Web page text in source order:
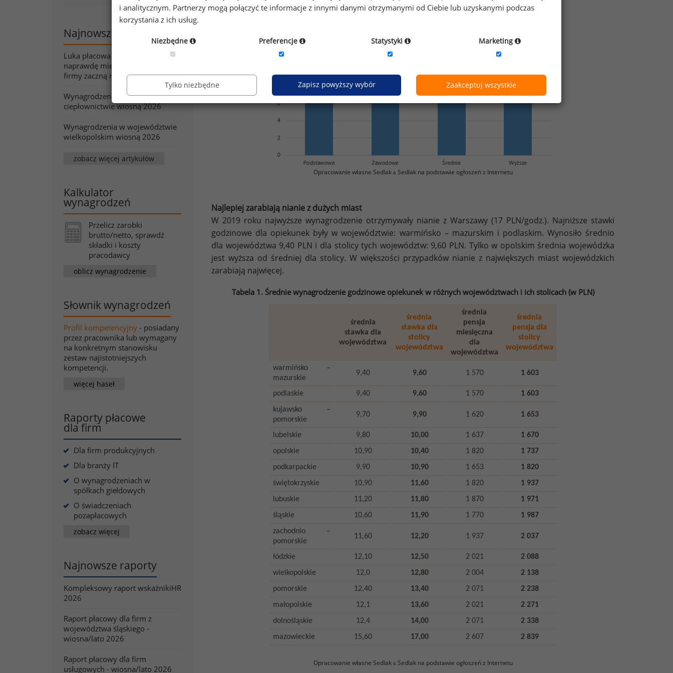
Najnowsze artykuły
Luka płacowa pod lupą. Co
naprawdę mierzy wskaźnik, który
firmy zaczną raportować?
Wynagrodzenia w energetyce i
ciepłownictwie wiosną 2026
Wynagrodzenia w województwie
wielkopolskim wiosną 2026
zobacz więcej artykułów
Kalkulator
wynagrodzeń
Przelicz zarobki
brutto/netto, sprawdź
składki i koszty
pracodawcy
oblicz wynagrodzenie
Słownik wynagrodzeń
Profil kompetencyjny - posiadany
przez pracownika lub wymagany
na konkretnym stanowisku
zestaw najistotniejszych
kompetencji.
więcej haseł
Raporty płacowe
dla firm
Dla firm produkcyjnych
Dla branży IT
O wynagrodzeniach w
spółkach giełdowych
O świadczeniach
pozapłacowych
zobacz więcej
Najnowsze raporty
Kompleksowy raport wskaźnikiHR
2026
Raport płacowy dla firm z
województwa śląskiego -
wiosna/lato 2026
Raport płacowy dla firm
usługowych - wiosna/lato 2026
Opracowanie własne Sedlak &Sedlak na podstawie ogłoszeń z Internetu
Najlepiej zarabiają nianie z dużych miast
W 2019 roku najwyższe wynagrodzenie otrzymywały nianie z Warszawy (17 PLN/godz.). Najniższe stawki
godzinowe dla opiekunek były w województwie: warmińsko – mazurskim i podlaskim. Wynosiło średnio
dla województwa 9,40 PLN i dla stolicy tych województw: 9,60 PLN. Tylko w opolskim średnia wojewódzka
jest wyższa od średniej dla stolicy. W większości przypadków nianie z największych miast wojewódzkich
zarabiają najwięcej.
Tabela 1. Średnie wynagrodzenie godzinowe opiekunek w różnych województwach i ich stolicach (w PLN)
średnia
stawka dla
województwa
średnia
stawka dla
stolicy
województwa
średnia
pensja
miesięczna
dla
województwa
średnia
pensja dla
stolicy
województwa
warmińsko –
mazurskie
9,40 9,60 1 570 1 603
podlaskie 9,40 9,60 1 570
1 603
kujawsko –
pomorskie
9,70 9,90 1 620 1 653
lubelskie 9,80 10,00 1 637
1 670
opolskie
10,90 10,40 1 820
1 737
podkarpackie
9,90 10,90 1 653
1 820
świętokrzyskie
10,90 11,60 1 820
1 937
lubuskie
11,20 11,80 1 870
1 971
śląskie
10,60 11,90 1 770
1 987
zachodnio –
pomorskie
11,60 12,20 1 937 2 037
łódzkie 12,10 12,50 2 021
2 088
wielkopolskie
12,0 12,80 2 004
2 138
pomorskie
12,40 13,40 2 071
2 238
małopolskie
12,1 13,60 2 021
2 271
dolnośląskie
12,4 14,00 2 071
2 338
mazowieckie
15,60 17,00 2 607 2 839
Opracowanie własne Sedlak &Sedlak na podstawie ogłoszeń z Internetu
i analitycznym. Partnerzy mogą połączyć te informacje z innymi danymi otrzymanymi od Ciebie lub uzyskanymi podczas
korzystania z ich usług.
Niezbędne Preferencje Statystyki Marketing
Tylko niezbędne Zapisz powyższy wybór Zaakceptuj wszystkie